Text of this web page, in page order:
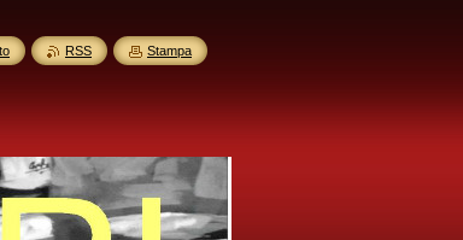
RSS Stampa